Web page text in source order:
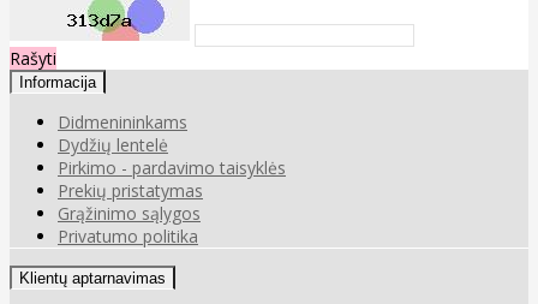
Rašyti
Informacija
Didmenininkams
Dydžių lentelė
Pirkimo - pardavimo taisyklės
Prekių pristatymas
Grąžinimo sąlygos
Privatumo politika
Klientų aptarnavimas